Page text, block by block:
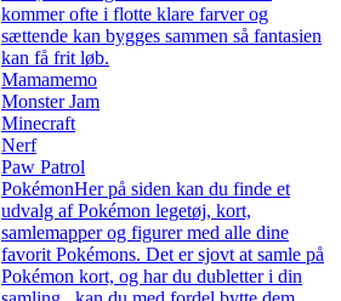
kommer ofte i flotte klare farver og
sættende kan bygges sammen så fantasien
kan få frit løb.
Mamamemo
Monster Jam
Minecraft
Nerf
Paw Patrol
PokémonHer på siden kan du finde et
udvalg af Pokémon legetøj, kort,
samlemapper og figurer med alle dine
favorit Pokémons. Det er sjovt at samle på
Pokémon kort, og har du dubletter i din